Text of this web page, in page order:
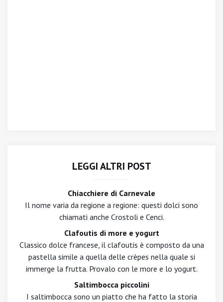
LEGGI ALTRI POST
Chiacchiere di Carnevale
Il nome varia da regione a regione: questi dolci sono
chiamati anche Crostoli e Cenci.
Clafoutis di more e yogurt
Classico dolce francese, il clafoutis è composto da una
pastella simile a quella delle crèpes nella quale si
immerge la frutta. Provalo con le more e lo yogurt.
Saltimbocca piccolini
I saltimbocca sono un piatto che ha fatto la storia